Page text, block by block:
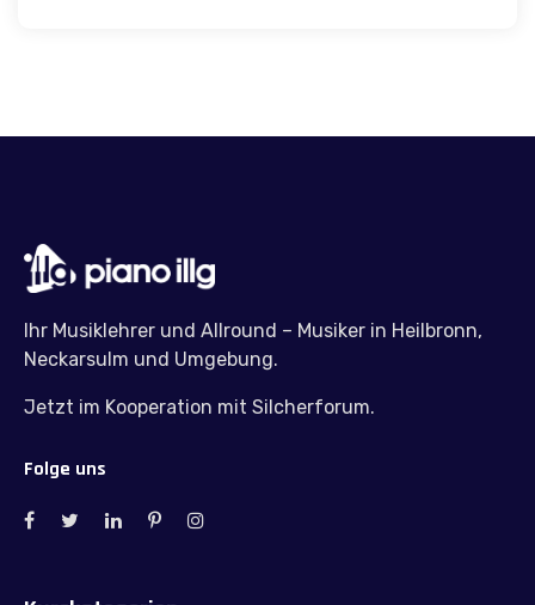
Ihr Musiklehrer und Allround – Musiker in Heilbronn,
Neckarsulm und Umgebung.
Jetzt im Kooperation mit Silcherforum.
Folge uns